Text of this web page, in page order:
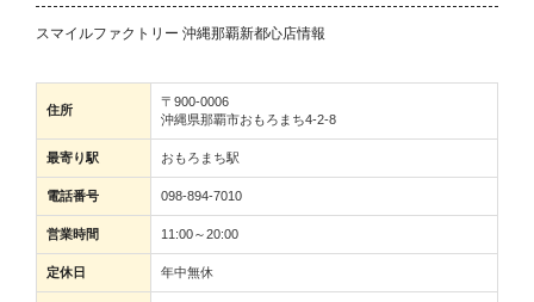
スマイルファクトリー 沖縄那覇新都心店情報
住所
〒900-0006
沖縄県那覇市おもろまち4-2-8
最寄り駅 おもろまち駅
電話番号 098-894-7010
営業時間 11:00～20:00
定休日 年中無休